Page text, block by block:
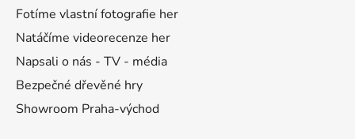
Fotíme vlastní fotografie her
Natáčíme videorecenze her
Napsali o nás - TV - média
Bezpečné dřevěné hry
Showroom Praha-východ